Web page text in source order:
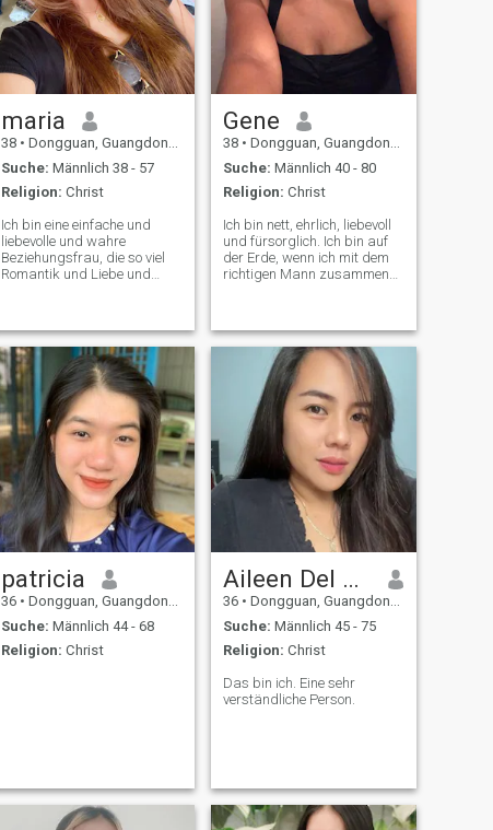
maria
38 • Dongguan, Guangdong, Volksrep. China
Suche: Männlich 38 - 57
Religion: Christ
Ich bin eine einfache und
liebevolle und wahre
Beziehungsfrau, die so viel
Romantik und Liebe und
Gene
38 • Dongguan, Guangdong, Volksrep. China
Suche: Männlich 40 - 80
Religion: Christ
Ich bin nett, ehrlich, liebevoll
und fürsorglich. Ich bin auf
der Erde, wenn ich mit dem
richtigen Mann zusammen
patricia
36 • Dongguan, Guangdong, Volksrep. China
Suche: Männlich 44 - 68
Religion: Christ
Aileen Del Rosario
36 • Dongguan, Guangdong, Volksrep. China
Suche: Männlich 45 - 75
Religion: Christ
Das bin ich. Eine sehr
verständliche Person.